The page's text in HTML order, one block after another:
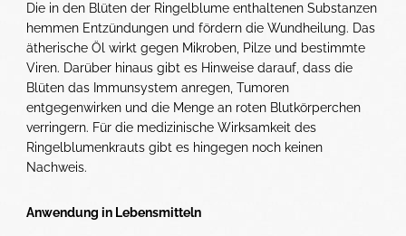
Die in den Blüten der Ringelblume enthaltenen Substanzen
hemmen Entzündungen und fördern die Wundheilung. Das
ätherische Öl wirkt gegen Mikroben, Pilze und bestimmte
Viren. Darüber hinaus gibt es Hinweise darauf, dass die
Blüten das Immunsystem anregen, Tumoren
entgegenwirken und die Menge an roten Blutkörperchen
verringern. Für die medizinische Wirksamkeit des
Ringelblumenkrauts gibt es hingegen noch keinen
Nachweis.
Anwendung in Lebensmitteln